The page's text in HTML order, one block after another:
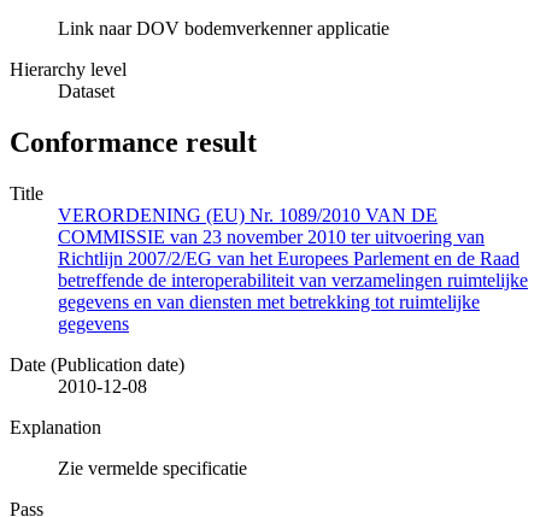
Link naar DOV bodemverkenner applicatie
Hierarchy level
Dataset
Conformance result
Title
VERORDENING (EU) Nr. 1089/2010 VAN DE
COMMISSIE van 23 november 2010 ter uitvoering van
Richtlijn 2007/2/EG van het Europees Parlement en de Raad
betreffende de interoperabiliteit van verzamelingen ruimtelijke
gegevens en van diensten met betrekking tot ruimtelijke
gegevens
Date (Publication date)
2010-12-08
Explanation
Zie vermelde specificatie
Pass